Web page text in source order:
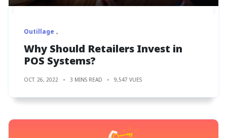
Outillage
Why Should Retailers Invest in
POS Systems?
OCT. 26, 2022 3 MINS READ 9,547 VUES